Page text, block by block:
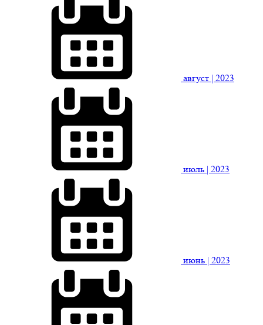
август | 2023
июль | 2023
июнь | 2023